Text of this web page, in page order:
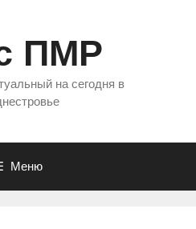
ПМР
на сегодня в
Меню